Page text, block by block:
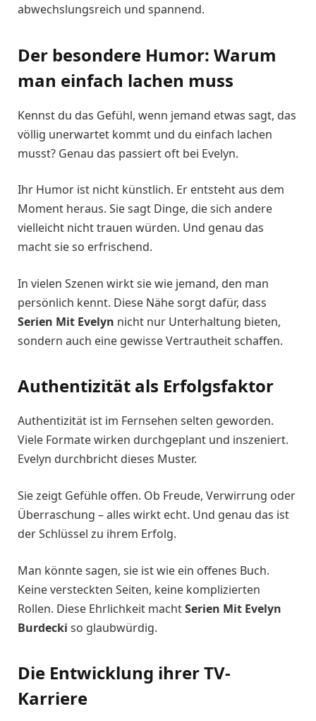
abwechslungsreich und spannend.
Der besondere Humor: Warum
man einfach lachen muss
Kennst du das Gefühl, wenn jemand etwas sagt, das
völlig unerwartet kommt und du einfach lachen
musst? Genau das passiert oft bei Evelyn.
Ihr Humor ist nicht künstlich. Er entsteht aus dem
Moment heraus. Sie sagt Dinge, die sich andere
vielleicht nicht trauen würden. Und genau das
macht sie so erfrischend.
In vielen Szenen wirkt sie wie jemand, den man
persönlich kennt. Diese Nähe sorgt dafür, dass
Serien Mit Evelyn nicht nur Unterhaltung bieten,
sondern auch eine gewisse Vertrautheit schaffen.
Authentizität als Erfolgsfaktor
Authentizität ist im Fernsehen selten geworden.
Viele Formate wirken durchgeplant und inszeniert.
Evelyn durchbricht dieses Muster.
Sie zeigt Gefühle offen. Ob Freude, Verwirrung oder
Überraschung – alles wirkt echt. Und genau das ist
der Schlüssel zu ihrem Erfolg.
Man könnte sagen, sie ist wie ein offenes Buch.
Keine versteckten Seiten, keine komplizierten
Rollen. Diese Ehrlichkeit machtSerien Mit Evelyn
Burdecki so glaubwürdig.
Die Entwicklung ihrer TV-
Karriere